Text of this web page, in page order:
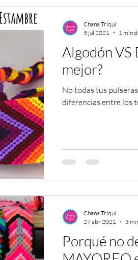
Algodón VS
mejor?
No todas tus
diferencias entre los
Chana Triqui
5 jul 2021
1 min
Porqué no
Chana Triqui
27 abr 2021
3